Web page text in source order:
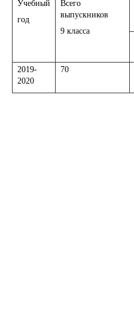
Учебный
год
Всего
выпускников
9 класса
2019-
2020
70